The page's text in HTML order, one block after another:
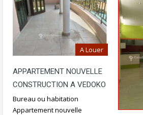
A Louer
APPARTEMENT NOUVELLE
CONSTRUCTION A VEDOKO
Bureau ou habitation
Appartement nouvelle